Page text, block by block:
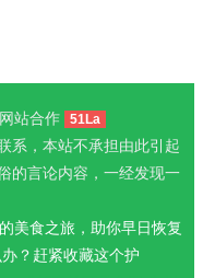
站合作 51La
系，本站不承担由此引起
的言论内容，一经发现一
美食之旅，助你早日恢复
？赶紧收藏这个护